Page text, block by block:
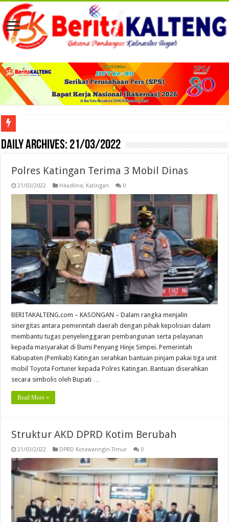
Viral! Selama Dua Bulan Lebih Siltap Serta Tunjangan Pemdes dan BPD di
Daily Archives: 21/03/2022
Polres Katingan Terima 3 Mobil Dinas
21/03/2022 Headline, Katingan 0
BERITAKALTENG.com – KASONGAN – Dalam rangka menjalin
sinergitas antara pemerintah daerah dengan pihak kepolisian dalam
membantu tugas penyelenggaran pembangunan serta pelayanan
kepada masyarakat di Bumi Penyang Hinje Simpei. Pemerintah
Kabupaten (Pemkab) Katingan serahkan bantuan pinjam pakai tiga unit
mobil Toyota Fortuner kepada Polres Katingan. Bantuan diserahkan
secara simbolis oleh Bupati …
Read More »
Struktur AKD DPRD Kotim Berubah
21/03/2022 DPRD Kotawaringin Timur 0